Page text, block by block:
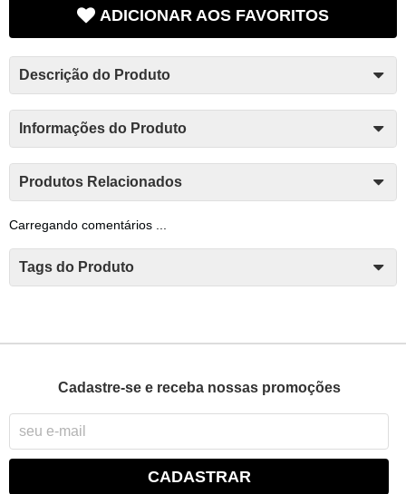
ADICIONAR AOS FAVORITOS
Descrição do Produto
Informações do Produto
Produtos Relacionados
Carregando comentários ...
Tags do Produto
Cadastre-se e receba nossas promoções
CADASTRAR